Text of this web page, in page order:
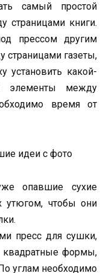
самый простой
страницами книги.
прессом другим
страницами газеты,
установить какой-
элементы между
время от
опавшие сухие
утюгом, чтобы они
пресс для сушки,
квадратные формы,
углам необходимо